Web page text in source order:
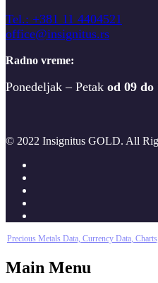
Tel.: +381 11 4404521
office@insignitus.rs
Radno vreme:
Ponedeljak – Petak od 09 do
© 2022 Insignitus GOLD. All
Precious Metals Data, Currency Data,
Main Menu